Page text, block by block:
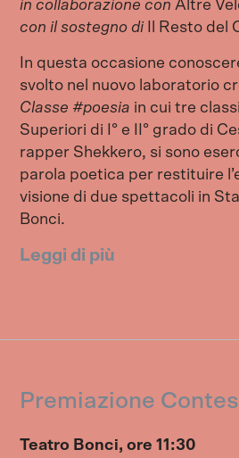
in collaborazione con Altre
con il sostegno diIl Resto del
In questa occasione
svolto nel nuovo laboratorio
Classe #poesia in cui tre
Superiori di I° e II° grado di
rapper Shekkero, si sono
parola poetica per restituire
visione di due spettacoli in
Bonci.
Leggi di più
Premiazione
Teatro Bonci, ore 11:30